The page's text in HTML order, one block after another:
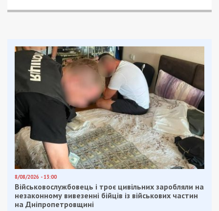
немного денег.
Поймите, мы не защитим всех. Человек сознательно
идет на военную службу не для того, например, чтобы
получить жилье. Должны изменить конструкт. То, что
есть сейчас,— советское, которое надо изменить на
европейское цивилизованное. Повторяю: защищать
нужно только тех, кто что-то потерял на войне, –
подчеркнула Третьякова.